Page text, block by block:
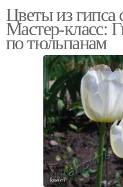
Цветы из
Мастер-класс:
по тюльпанам